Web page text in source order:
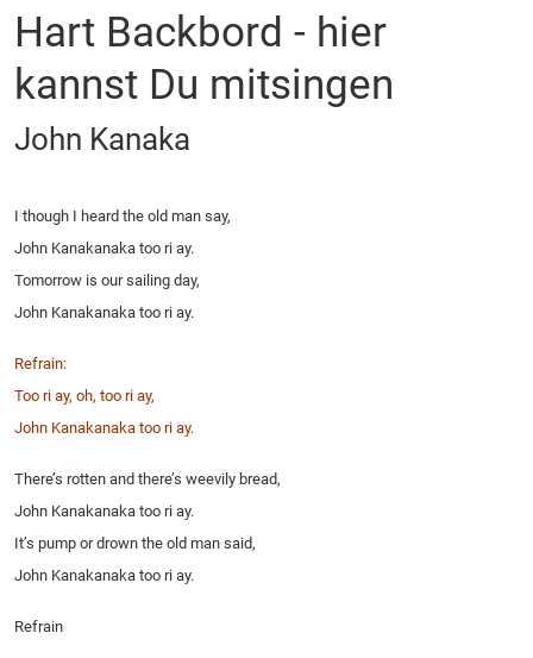
Hart Backbord - hier
kannst Du mitsingen
John Kanaka
I though I heard the old man say,
John Kanakanaka too ri ay.
Tomorrow is our sailing day,
John Kanakanaka too ri ay.
Refrain:
Too ri ay, oh, too ri ay,
John Kanakanaka too ri ay.
There’s rotten and there’s weevily bread,
John Kanakanaka too ri ay.
It’s pump or drown the old man said,
John Kanakanaka too ri ay.
Refrain